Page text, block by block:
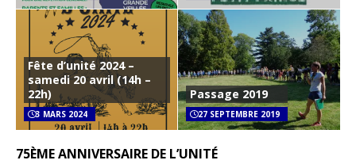
Fête d’unité 2024 –
samedi 20 avril (14h –
22h)
3 MARS 2024
Passage 2019
27 SEPTEMBRE 2019
75ÈME ANNIVERSAIRE DE L’UNITÉ